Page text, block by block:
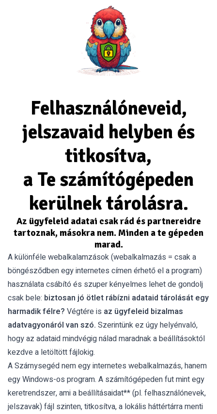
Felhasználóneveid,
jelszavaid helyben és
titkosítva,
a Te számítógépeden
kerülnek tárolásra.
Az ügyfeleid adatai csak rád és partnereidre
tartoznak, másokra nem. Minden a te gépeden
marad.
A különféle webalkalamzások (webalkalmazás = csak a
böngésződben egy internetes címen érhető el a program)
használata csábító és szuper kényelmes lehet de gondolj
csak bele: biztosan jó ötlet rábízni adataid tárolását egy
harmadik félre? Végtére is az ügyfeleid bizalmas
adatvagyonáról van szó. Szerintünk ez úgy helyénvaló,
hogy az adataid mindvégig nálad maradnak a beállításoktól
kezdve a letöltött fájlokig.
A Szárnysegéd nem egy internetes webalkalmazás, hanem
egy Windows-os program. A számítógépeden fut mint egy
keretrendszer, ami a beállításaidat** (pl. felhasználónevek,
jelszavak) fájl szinten, titkosítva, a lokális háttértárra menti